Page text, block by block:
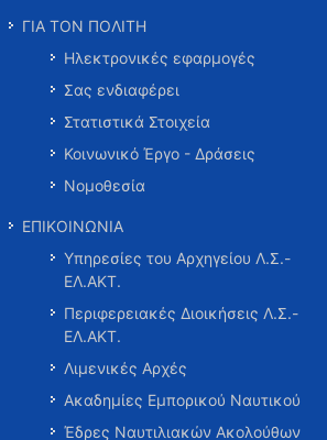
ΓΙΑ ΤΟΝ ΠΟΛΙΤΗ
Ηλεκτρονικές εφαρμογές
Σας ενδιαφέρει
Στατιστικά Στοιχεία
Κοινωνικό Έργο - Δράσεις
Νομοθεσία
ΕΠΙΚΟΙΝΩΝΙΑ
Υπηρεσίες του Αρχηγείου Λ.Σ.-
ΕΛ.ΑΚΤ.
Περιφερειακές Διοικήσεις Λ.Σ.-
ΕΛ.ΑΚΤ.
Λιμενικές Αρχές
Ακαδημίες Εμπορικού Ναυτικού
Έδρες Ναυτιλιακών Ακολούθων